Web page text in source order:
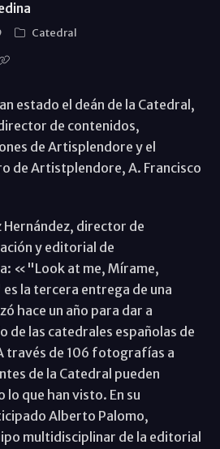
Catedral
estado el deán de la Catedral,
de contenidos,
de Artisplendore y el
de Artistplendore, A. Francisco
director de
y editorial de
«"Look at me, Mírame,
la tercera entrega de una
hace un año para dar a
de las catedrales españolas de
través de 106 fotografías a
de la Catedral pueden
lo que han visto. En su
Alberto Palomo,
multidisciplinar de la editorial